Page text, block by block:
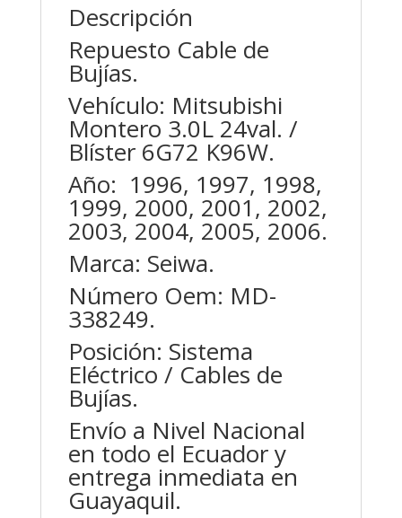
Descripción
Repuesto Cable de
Bujías.
Vehículo: Mitsubishi
Montero 3.0L 24val. /
Blíster 6G72 K96W.
Año: 1996, 1997, 1998,
1999, 2000, 2001, 2002,
2003, 2004, 2005, 2006.
Marca: Seiwa.
Número Oem: MD-
338249.
Posición: Sistema
Eléctrico / Cables de
Bujías.
Envío a Nivel Nacional
en todo el Ecuador y
entrega inmediata en
Guayaquil.